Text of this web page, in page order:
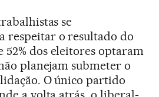
se
respeitar o resultado do
52% dos eleitores optaram
planejam submeter o
O único partido